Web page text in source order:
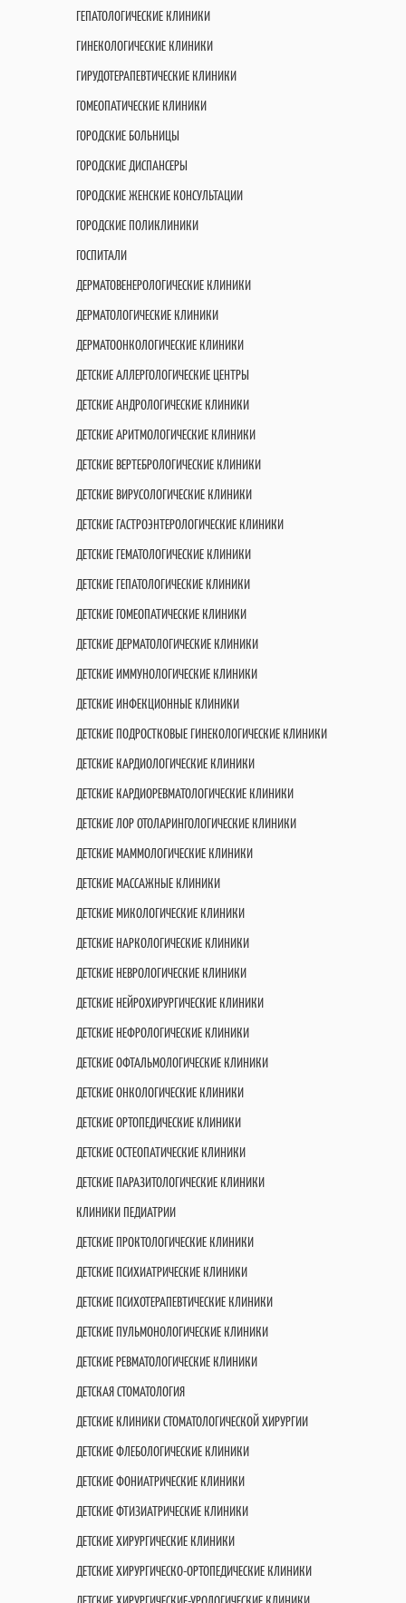
ГЕПАТОЛОГИЧЕСКИЕ КЛИНИКИ
ГИНЕКОЛОГИЧЕСКИЕ КЛИНИКИ
ГИРУДОТЕРАПЕВТИЧЕСКИЕ КЛИНИКИ
ГОМЕОПАТИЧЕСКИЕ КЛИНИКИ
ГОРОДСКИЕ БОЛЬНИЦЫ
ГОРОДСКИЕ ДИСПАНСЕРЫ
ГОРОДСКИЕ ЖЕНСКИЕ КОНСУЛЬТАЦИИ
ГОРОДСКИЕ ПОЛИКЛИНИКИ
ГОСПИТАЛИ
ДЕРМАТОВЕНЕРОЛОГИЧЕСКИЕ КЛИНИКИ
ДЕРМАТОЛОГИЧЕСКИЕ КЛИНИКИ
ДЕРМАТООНКОЛОГИЧЕСКИЕ КЛИНИКИ
ДЕТСКИЕ АЛЛЕРГОЛОГИЧЕСКИЕ ЦЕНТРЫ
ДЕТСКИЕ АНДРОЛОГИЧЕСКИЕ КЛИНИКИ
ДЕТСКИЕ АРИТМОЛОГИЧЕСКИЕ КЛИНИКИ
ДЕТСКИЕ ВЕРТЕБРОЛОГИЧЕСКИЕ КЛИНИКИ
ДЕТСКИЕ ВИРУСОЛОГИЧЕСКИЕ КЛИНИКИ
ДЕТСКИЕ ГАСТРОЭНТЕРОЛОГИЧЕСКИЕ КЛИНИКИ
ДЕТСКИЕ ГЕМАТОЛОГИЧЕСКИЕ КЛИНИКИ
ДЕТСКИЕ ГЕПАТОЛОГИЧЕСКИЕ КЛИНИКИ
ДЕТСКИЕ ГОМЕОПАТИЧЕСКИЕ КЛИНИКИ
ДЕТСКИЕ ДЕРМАТОЛОГИЧЕСКИЕ КЛИНИКИ
ДЕТСКИЕ ИММУНОЛОГИЧЕСКИЕ КЛИНИКИ
ДЕТСКИЕ ИНФЕКЦИОННЫЕ КЛИНИКИ
ДЕТСКИЕ ПОДРОСТКОВЫЕ ГИНЕКОЛОГИЧЕСКИЕ КЛИНИКИ
ДЕТСКИЕ КАРДИОЛОГИЧЕСКИЕ КЛИНИКИ
ДЕТСКИЕ КАРДИОРЕВМАТОЛОГИЧЕСКИЕ КЛИНИКИ
ДЕТСКИЕ ЛОР ОТОЛАРИНГОЛОГИЧЕСКИЕ КЛИНИКИ
ДЕТСКИЕ МАММОЛОГИЧЕСКИЕ КЛИНИКИ
ДЕТСКИЕ МАССАЖНЫЕ КЛИНИКИ
ДЕТСКИЕ МИКОЛОГИЧЕСКИЕ КЛИНИКИ
ДЕТСКИЕ НАРКОЛОГИЧЕСКИЕ КЛИНИКИ
ДЕТСКИЕ НЕВРОЛОГИЧЕСКИЕ КЛИНИКИ
ДЕТСКИЕ НЕЙРОХИРУРГИЧЕСКИЕ КЛИНИКИ
ДЕТСКИЕ НЕФРОЛОГИЧЕСКИЕ КЛИНИКИ
ДЕТСКИЕ ОФТАЛЬМОЛОГИЧЕСКИЕ КЛИНИКИ
ДЕТСКИЕ ОНКОЛОГИЧЕСКИЕ КЛИНИКИ
ДЕТСКИЕ ОРТОПЕДИЧЕСКИЕ КЛИНИКИ
ДЕТСКИЕ ОСТЕОПАТИЧЕСКИЕ КЛИНИКИ
ДЕТСКИЕ ПАРАЗИТОЛОГИЧЕСКИЕ КЛИНИКИ
КЛИНИКИ ПЕДИАТРИИ
ДЕТСКИЕ ПРОКТОЛОГИЧЕСКИЕ КЛИНИКИ
ДЕТСКИЕ ПСИХИАТРИЧЕСКИЕ КЛИНИКИ
ДЕТСКИЕ ПСИХОТЕРАПЕВТИЧЕСКИЕ КЛИНИКИ
ДЕТСКИЕ ПУЛЬМОНОЛОГИЧЕСКИЕ КЛИНИКИ
ДЕТСКИЕ РЕВМАТОЛОГИЧЕСКИЕ КЛИНИКИ
ДЕТСКАЯ СТОМАТОЛОГИЯ
ДЕТСКИЕ КЛИНИКИ СТОМАТОЛОГИЧЕСКОЙ ХИРУРГИИ
ДЕТСКИЕ ФЛЕБОЛОГИЧЕСКИЕ КЛИНИКИ
ДЕТСКИЕ ФОНИАТРИЧЕСКИЕ КЛИНИКИ
ДЕТСКИЕ ФТИЗИАТРИЧЕСКИЕ КЛИНИКИ
ДЕТСКИЕ ХИРУРГИЧЕСКИЕ КЛИНИКИ
ДЕТСКИЕ ХИРУРГИЧЕСКО-ОРТОПЕДИЧЕСКИЕ КЛИНИКИ